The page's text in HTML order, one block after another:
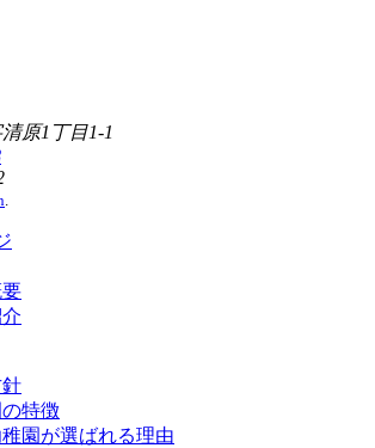
原1丁目1-1
特徴
園が選ばれる理由